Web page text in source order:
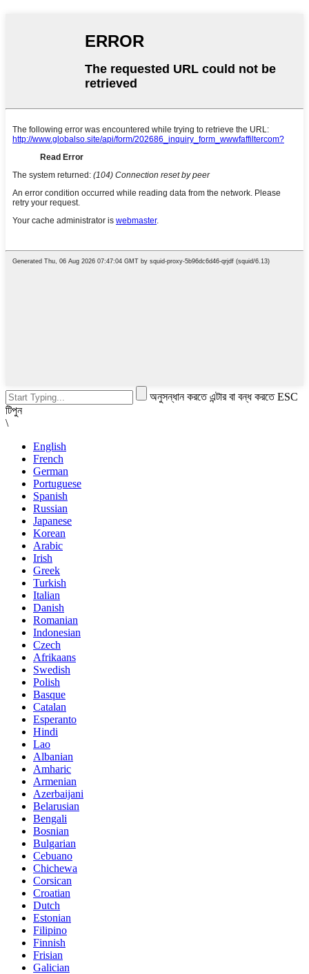
অনুসন্ধান করতে এন্টার বা বন্ধ করতে ESC
টিপুন
\
English
French
German
Portuguese
Spanish
Russian
Japanese
Korean
Arabic
Irish
Greek
Turkish
Italian
Danish
Romanian
Indonesian
Czech
Afrikaans
Swedish
Polish
Basque
Catalan
Esperanto
Hindi
Lao
Albanian
Amharic
Armenian
Azerbaijani
Belarusian
Bengali
Bosnian
Bulgarian
Cebuano
Chichewa
Corsican
Croatian
Dutch
Estonian
Filipino
Finnish
Frisian
Galician